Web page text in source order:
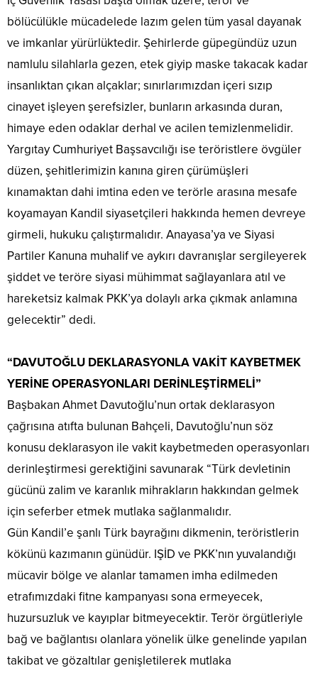
bölücülükle mücadelede lazım gelen tüm yasal dayanak
ve imkanlar yürürlüktedir. Şehirlerde güpegündüz uzun
namlulu silahlarla gezen, etek giyip maske takacak kadar
insanlıktan çıkan alçaklar; sınırlarımızdan içeri sızıp
cinayet işleyen şerefsizler, bunların arkasında duran,
himaye eden odaklar derhal ve acilen temizlenmelidir.
Yargıtay Cumhuriyet Başsavcılığı ise teröristlere övgüler
düzen, şehitlerimizin kanına giren çürümüşleri
kınamaktan dahi imtina eden ve terörle arasına mesafe
koyamayan Kandil siyasetçileri hakkında hemen devreye
girmeli, hukuku çalıştırmalıdır. Anayasa’ya ve Siyasi
Partiler Kanuna muhalif ve aykırı davranışlar sergileyerek
şiddet ve teröre siyasi mühimmat sağlayanlara atıl ve
hareketsiz kalmak PKK’ya dolaylı arka çıkmak anlamına
gelecektir” dedi.
“DAVUTOĞLU DEKLARASYONLA VAKİT KAYBETMEK
YERİNE OPERASYONLARI DERİNLEŞTİRMELİ”
Başbakan Ahmet Davutoğlu’nun ortak deklarasyon
çağrısına atıfta bulunan Bahçeli, Davutoğlu’nun söz
konusu deklarasyon ile vakit kaybetmeden operasyonları
derinleştirmesi gerektiğini savunarak “Türk devletinin
gücünü zalim ve karanlık mihrakların hakkından gelmek
için seferber etmek mutlaka sağlanmalıdır.
Gün Kandil’e şanlı Türk bayrağını dikmenin, teröristlerin
kökünü kazımanın günüdür. IŞİD ve PKK’nın yuvalandığı
mücavir bölge ve alanlar tamamen imha edilmeden
etrafımızdaki fitne kampanyası sona ermeyecek,
huzursuzluk ve kayıplar bitmeyecektir. Terör örgütleriyle
bağ ve bağlantısı olanlara yönelik ülke genelinde yapılan
takibat ve gözaltılar genişletilerek mutlaka